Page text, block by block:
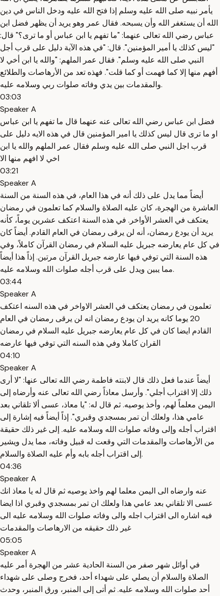
يأمر نبيه صلى الله عليه وسلم إذا فتح الله عليه ودخل الناس في دين
الله أن يستغفر الله وأن يسبحه. فقال عمر وهو يريد أن يظهر فضل ابن
عباس رضي الله تعالى عنهما: "ما تفهم يا ابن عباس أو ما ترى؟" قال:
"ليس كذلك يا أمير المؤمنين". قال: "في هذه الآية دليل على قرب أجل
النبي صلى الله عليه وسلم". فقال عمر الملهم: "والله يا ابن أخي لا
أفهم منها إلا كما فهمت أو كما قلت". فهذه تعد من الأرهاصات والطلائع
والمقدمات بين يدي وفاته صلوات ربي وسلامه عليه.
03:03
Speaker A
فضل ابن عباس رضي الله تعالى عنه عنهما قال ما تفهم يا ابن عباس
او ما ترى قال ليس كذلك يا امير المؤمنين قال في هذه الايه دليل على
قرب اجل النبي صلى الله عليه وسلم فقال عمر الملهم والله يا ابن
اخي لا افهم منها الا
03:21
Speaker A
أيضاً مما يدل على ذلك أنه في هذا العام، في هذه السنة من السنة
العاشرة من الهجرة، كان عليه الصلاة والسلام كما تعلمون في رمضان
يعتكف في العشر الأواخر. في هذه السنة اعتكف عشرين يوماً، كأنه
يريد أن يودع رمضان، أنه لن يرقى رمضان في العام القادم. أيضاً كان
في كل عام يعارضه جبريل عليه السلام في رمضان القرآن كاملاً، وفي
هذه السنة التي توفي فيها عارضه جبريل القرآن مرتين. إذاً هذا أيضاً
مما يبين ويدل على قرب أجله صلوات الله وسلامه عليه.
03:44
Speaker A
تعلمون في رمضان يعتكف في العشر الاواخر في هذه السنه اعتكف
20 يوما كانه يريد ان يودع رمضان انه لن يرقى رمضان في العام
القادم ايضا كان في كل عام يعارضه جبريل عليه السلام في رمضان
القران كاملا وفي هذه السنه التي توفي فيها عارضه
04:10
Speaker A
أيضاً عندما فعل ذلك قال لابنته فاطمة رضي الله تعالى عنها: "لا أرى
ذلك إلا اقتراب أجلي". وأرسل معاذاً رضي الله تعالى عنه وأرضاه إلى
اليمن معلماً لهم، وأخذ يوصيه. ثم قال له: "يا معاذ، عسى ألا تلقاني بعد
عامي هذا، ولعلك أن تمر بمسجدي وقبري". إذاً أيضاً فيه إشارة إلى
اقتراب أجله وإلى وفاته صلوات الله وسلامه عليه. إلى غير ذلك حقيقة
من الأرهاصات والمقدمات التي وقعت له قبيل وفاته، مما يدل ويشير
إلى اقتراب أجله بابه وأم عليه الصلاة والسلام.
04:36
Speaker A
عنه وارضاه الى اليمن معلما لهم واخذ يوصيه ثم قال له يا معاذ انك
عسى الا تلقاني بعد عامي هذا ولعلك ان تمر بمسجدي وقبري اذا ايضا
فيه اشاره الى اقتراب اجله والى وفاته صلوات الله وسلامه عليه الى
غير ذلك حقيقه من الارهاصات والمقدمات
05:05
Speaker A
في أوائل شهر صفر من السنة الحادية عشر من الهجرة أمر عليه
الصلاة والسلام أن يصلي على شهداء أحد، فخرج وصلى على شهداء
أحد صلوات الله وسلامه عليه. ثم أتى إلى المنبر، ورق المنبر، وحدث